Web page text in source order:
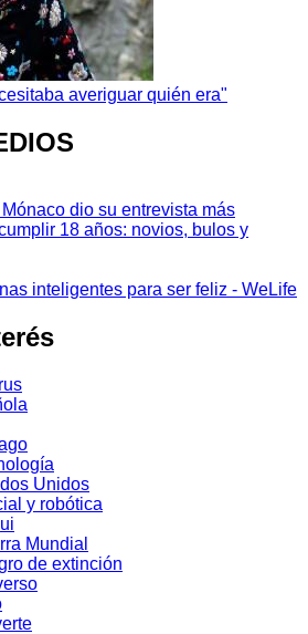
averiguar quién era"
dio su entrevista más
18 años: novios, bulos y
inteligentes para ser feliz - WeLife
Unidos
y robótica
Mundial
de extinción